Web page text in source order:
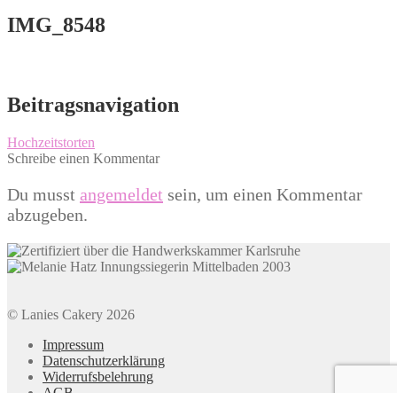
IMG_8548
Beitragsnavigation
Hochzeitstorten
Schreibe einen Kommentar
Du musst angemeldet sein, um einen Kommentar
abzugeben.
© Lanies Cakery 2026
Impressum
Datenschutzerklärung
Widerrufsbelehrung